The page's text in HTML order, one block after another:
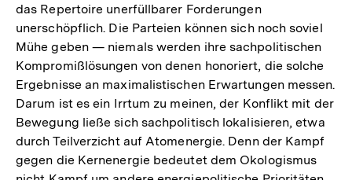
das Repertoire unerfüllbarer Forderungen
unerschöpflich. Die Parteien können sich noch soviel
Mühe geben — niemals werden ihre sachpolitischen
Kompromißlösungen von denen honoriert, die solche
Ergebnisse an maximalistischen Erwartungen messen.
Darum ist es ein Irrtum zu meinen, der Konflikt mit der
Bewegung ließe sich sachpolitisch lokalisieren, etwa
durch Teilverzicht auf Atomenergie. Denn der Kampf
gegen die Kernenergie bedeutet dem Okologismus